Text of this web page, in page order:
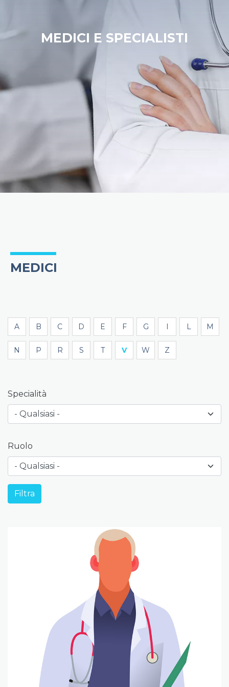
MEDICI E SPECIALISTI
MEDICI
A B C D E F G I L M
N P R S T V W Z
Specialità
Ruolo